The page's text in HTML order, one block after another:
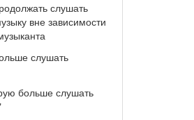
слушать
вне зависимости
слушать
больше слушать